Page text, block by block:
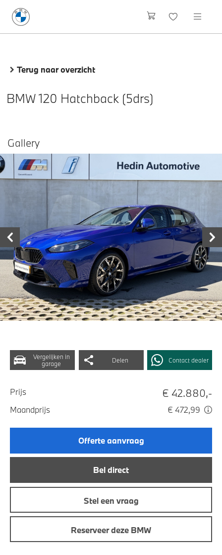
Terug naar overzicht
BMW 120 Hatchback (5drs)
Vergelijken in
garage
Delen Contact dealer
Prijs € 42.880,-
Maandprijs € 472,99
Offerte aanvraag
Bel direct
Stel een vraag
Reserveer deze BMW
Gallery